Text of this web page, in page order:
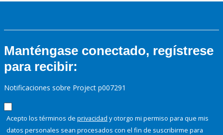
Manténgase conectado, regístrese
para recibir:
Notificaciones sobre Project p007291
Acepto los términos de privacidad y otorgo mi permiso para que mis
datos personales sean procesados con el fin de suscribirme para